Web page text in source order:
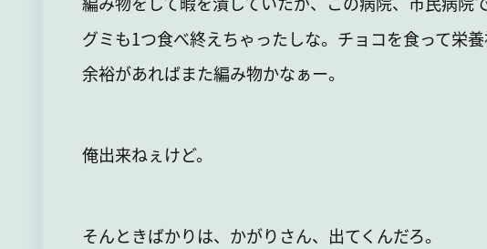
グミも1つ食べ終えちゃったしな。チョコを食って栄養
余裕があればまた編み物かなぁー。
俺出来ねぇけど。
そんときばかりは、かがりさん、出てくんだろ。